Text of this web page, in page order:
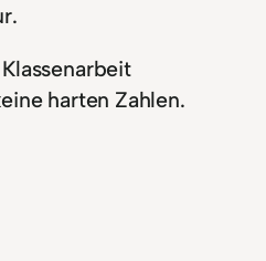
harten Zahlen.